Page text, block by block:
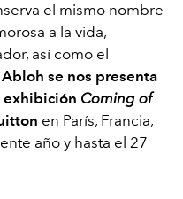
el mismo nombre
a la vida,
así como el
se nos presenta
exhibición Coming of
en París, Francia,
año y hasta el 27